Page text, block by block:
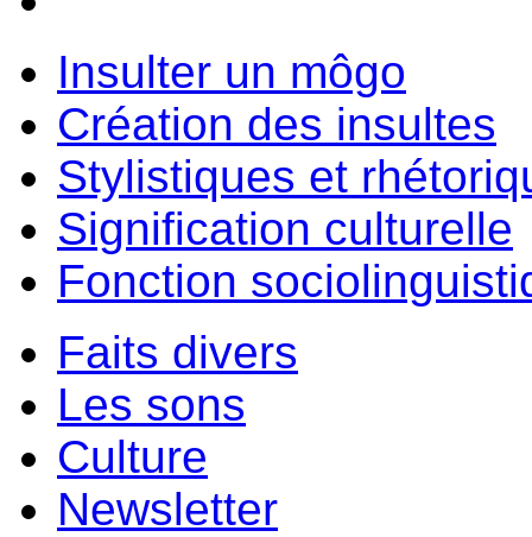
Insulter un môgo
Création des insultes
Stylistiques et
Signification culturelle
Fonction
Faits divers
Les sons
Culture
Newsletter